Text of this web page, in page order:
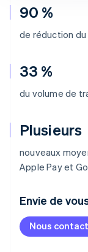
90 %
de réduction
33 %
du volume de
Plusieurs
nouveaux
Apple Pay et
Envie de
Nous
Allemagne
Deutsch
Australie